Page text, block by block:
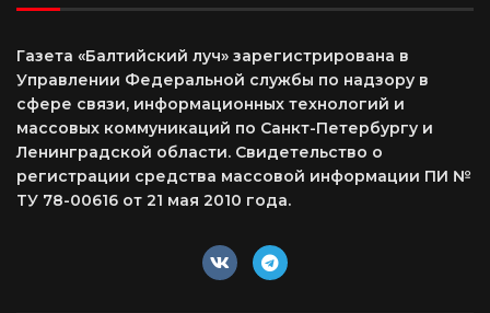
Газета «Балтийский луч» зарегистрирована в
Управлении Федеральной службы по надзору в
сфере связи, информационных технологий и
массовых коммуникаций по Санкт-Петербургу и
Ленинградской области. Свидетельство о
регистрации средства массовой информации ПИ №
ТУ 78-00616 от 21 мая 2010 года.